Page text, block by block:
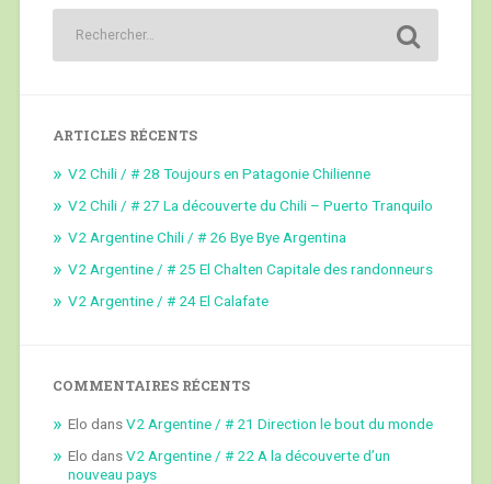
ARTICLES RÉCENTS
V2 Chili / # 28 Toujours en Patagonie Chilienne
V2 Chili / # 27 La découverte du Chili – Puerto Tranquilo
V2 Argentine Chili / # 26 Bye Bye Argentina
V2 Argentine / # 25 El Chalten Capitale des randonneurs
V2 Argentine / # 24 El Calafate
COMMENTAIRES RÉCENTS
Elo dansV2 Argentine / # 21 Direction le bout du monde
Elo dansV2 Argentine / # 22 A la découverte d’un
nouveau pays